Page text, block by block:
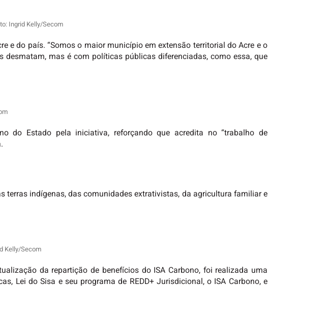
Ingrid Kelly/Secom
e do país. “Somos o maior município em extensão territorial do Acre e o
mas é com políticas públicas diferenciadas, como essa, que
do Estado pela iniciativa, reforçando que acredita no “trabalho de
terras indígenas, das comunidades extrativistas, da agricultura familiar e
Kelly/Secom
da repartição de benefícios do ISA Carbono, foi realizada uma
Lei do Sisa e seu programa de REDD+ Jurisdicional, o ISA Carbono, e